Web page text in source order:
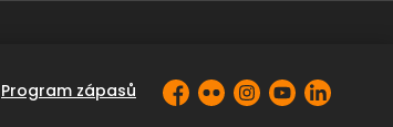
Program zápasů Facebook
FlickrInstagram
YouTubeLinkedIn